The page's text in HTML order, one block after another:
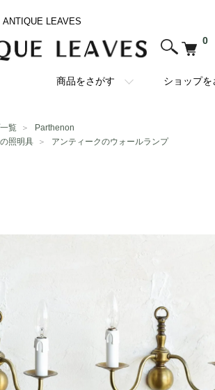
LEAVES
0
商品をさがす ショップを
覧 ＞
Parthenon
照明具 ＞ アンティークのウォールランプ